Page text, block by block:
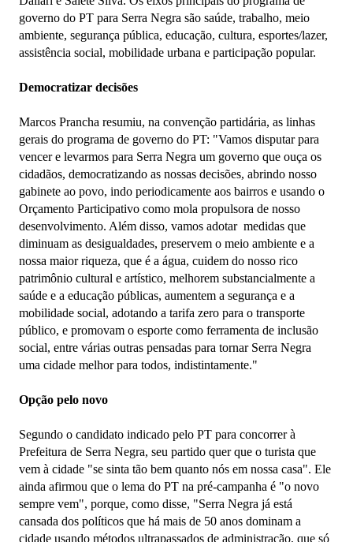
governo do PT para Serra Negra são saúde, trabalho, meio
ambiente, segurança pública, educação, cultura, esportes/lazer,
assistência social, mobilidade urbana e participação popular.
Democratizar decisões
Marcos Prancha resumiu, na convenção partidária, as linhas
gerais do programa de governo do PT: "Vamos disputar para
vencer e levarmos para Serra Negra um governo que ouça os
cidadãos, democratizando as nossas decisões, abrindo nosso
gabinete ao povo, indo periodicamente aos bairros e usando o
Orçamento Participativo como mola propulsora de nosso
desenvolvimento. Além disso, vamos adotar medidas que
diminuam as desigualdades, preservem o meio ambiente e a
nossa maior riqueza, que é a água, cuidem do nosso rico
patrimônio cultural e artístico, melhorem substancialmente a
saúde e a educação públicas, aumentem a segurança e a
mobilidade social, adotando a tarifa zero para o transporte
público, e promovam o esporte como ferramenta de inclusão
social, entre várias outras pensadas para tornar Serra Negra
uma cidade melhor para todos, indistintamente."
Opção pelo novo
Segundo o candidato indicado pelo PT para concorrer à
Prefeitura de Serra Negra, seu partido quer que o turista que
vem à cidade "se sinta tão bem quanto nós em nossa casa". Ele
ainda afirmou que o lema do PT na pré-campanha é "o novo
sempre vem", porque, como disse, "Serra Negra já está
cansada dos políticos que há mais de 50 anos dominam a
cidade usando métodos ultrapassados de administração, que só